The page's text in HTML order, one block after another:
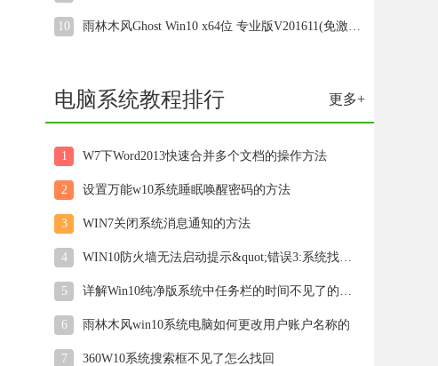
10 雨林木风Ghost Win10 x64位 专业版V201611(免激活)
电脑系统教程排行 更多+
1 W7下Word2013快速合并多个文档的操作方法
2 设置万能w10系统睡眠唤醒密码的方法
3 WIN7关闭系统消息通知的方法
4 WIN10防火墙无法启动提示&quot;错误3:系统找不到指定路径&qu
5 详解Win10纯净版系统中任务栏的时间不见了的解决步骤
6 雨林木风win10系统电脑如何更改用户账户名称的
7 360W10系统搜索框不见了怎么找回